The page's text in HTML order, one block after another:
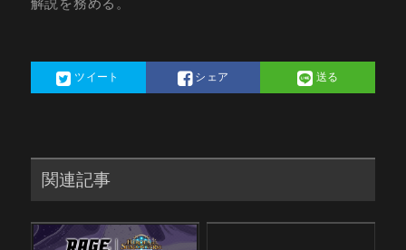
解説を務める。
ツイート シェア 送る
関連記事